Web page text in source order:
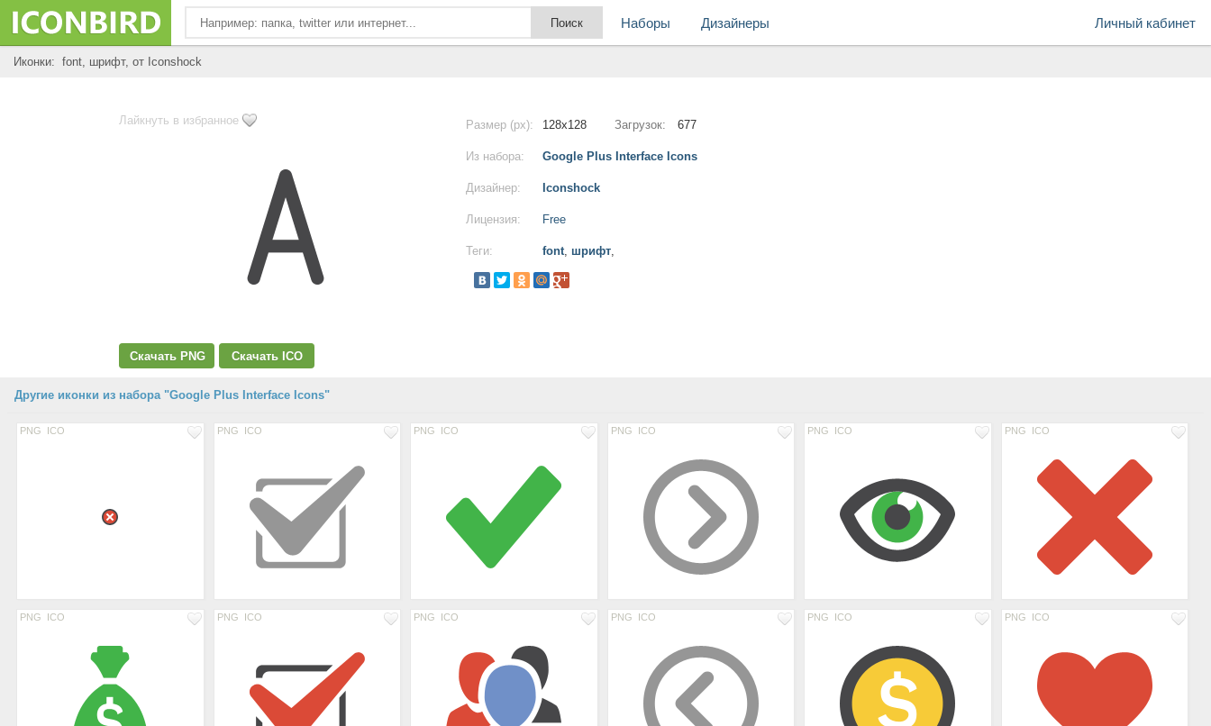
Личный кабинет
Наборы Дизайнеры
Иконки: font, шрифт, от Iconshock
Лайкнуть в избранное
Скачать PNG Скачать ICO
Размер (px): 128x128 Загрузок: 677
Из набора: Google Plus Interface Icons
Дизайнер: Iconshock
Лицензия: Free
Теги: font, шрифт,
Другие иконки из набора "Google Plus Interface Icons"
PNG ICO PNG ICO PNG ICO PNG ICO PNG ICO PNG ICO
PNG ICO PNG ICO PNG ICO PNG ICO PNG ICO PNG ICO